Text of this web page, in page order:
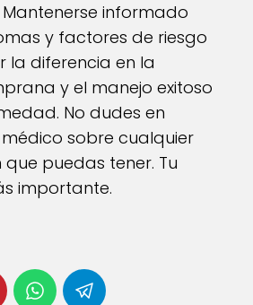
informado
y factores de riesgo
la diferencia en la
y el manejo exitoso
No dudes en
sobre cualquier
puedas tener. Tu
importante.